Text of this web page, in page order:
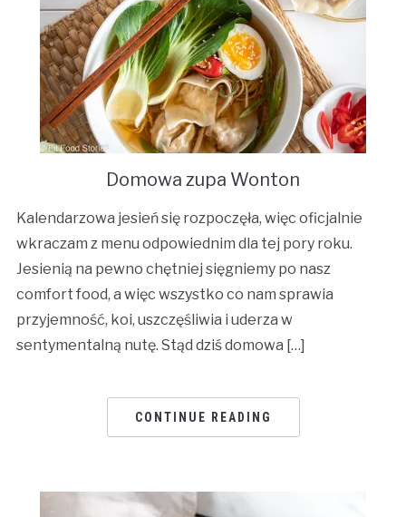
Domowa zupa Wonton
Kalendarzowa jesień się rozpoczęła, więc oficjalnie
wkraczam z menu odpowiednim dla tej pory roku.
Jesienią na pewno chętniej sięgniemy po nasz
comfort food, a więc wszystko co nam sprawia
przyjemność, koi, uszczęśliwia i uderza w
sentymentalną nutę. Stąd dziś domowa […]
CONTINUE READING